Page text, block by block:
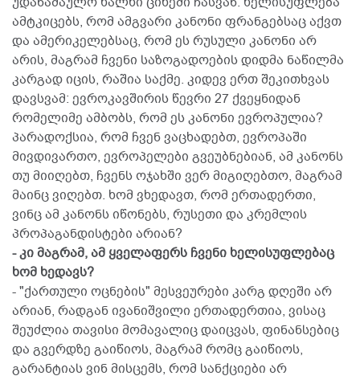
ამტკიცებს, რომ ამგვარი კანონი ფრანგებსაც აქვთ
და ამერიკელებსაც, რომ ეს რუსული კანონი არ
არის, მაგრამ ჩვენი საზოგადოების დიდმა ნაწილმა
კარგად იცის, რაშია საქმე. კიდევ ერთ შეკითხვას
დავსვამ: ევროკავშირის წევრი 27 ქვეყნიდან
რომელიმე ამბობს, რომ ეს კანონი ევროპულია?
პარადოქსია, რომ ჩვენ ვაცხადებთ, ევროპაში
მივდივართო, ევროპელები გვეუბნებიან, ამ კანონს
თუ მიიღებთ, ჩვენს ოჯახში ვერ მიგიღებთო, მაგრამ
მაინც ვიღებთ. ხომ ვხედავთ, რომ ერთადერთი,
ვინც ამ კანონს იწონებს, რუსეთი და კრემლის
პროპაგანდისტები არიან?
- კი მაგრამ, ამ ყველაფერს ჩვენი ხელისუფლებაც
ხომ ხედავს?
- "ქართული ოცნების" მესვეურები კარგ დღეში არ
არიან, რადგან ივანიშვილი ერთადერთია, ვისაც
შეუძლია თავისი მომავალიც დაიცვას, ფინანსებიც
და გვერდზე გაიწიოს, მაგრამ რომც გაიწიოს,
გარანტიას ვინ მისცემს, რომ სანქციები არ